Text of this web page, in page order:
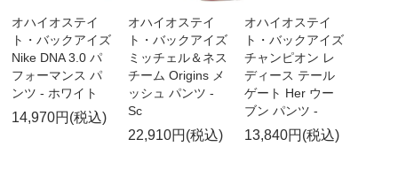
オハイオステイ
ト・バックアイズ
Nike DNA 3.0 パ
フォーマンス パ
ンツ - ホワイト
14,970円(税込)
オハイオステイ
ト・バックアイズ
ミッチェル＆ネス
チーム Origins メ
ッシュ パンツ -
Sc
22,910円(税込)
オハイオステイ
ト・バックアイズ
チャンピオン レ
ディース テール
ゲート Her ウー
ブン パンツ -
13,840円(税込)